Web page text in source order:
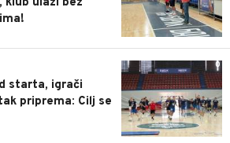
0
starta, igrači
priprema: Cilj se